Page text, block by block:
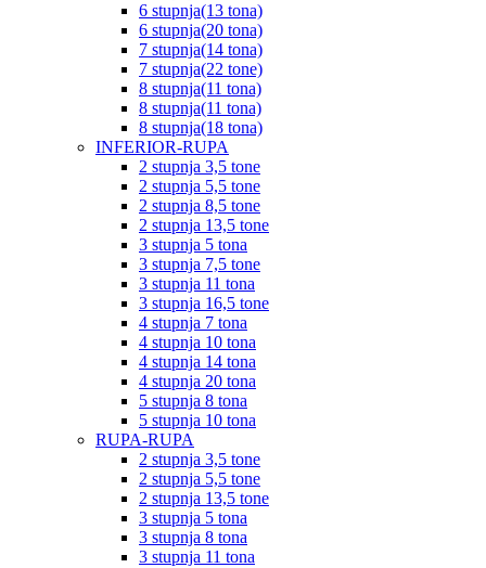
6 stupnja(13 tona)
6 stupnja(20 tona)
7 stupnja(14 tona)
7 stupnja(22 tone)
8 stupnja(11 tona)
8 stupnja(11 tona)
8 stupnja(18 tona)
INFERIOR-RUPA
2 stupnja 3,5 tone
2 stupnja 5,5 tone
2 stupnja 8,5 tone
2 stupnja 13,5 tone
3 stupnja 5 tona
3 stupnja 7,5 tone
3 stupnja 11 tona
3 stupnja 16,5 tone
4 stupnja 7 tona
4 stupnja 10 tona
4 stupnja 14 tona
4 stupnja 20 tona
5 stupnja 8 tona
5 stupnja 10 tona
RUPA-RUPA
2 stupnja 3,5 tone
2 stupnja 5,5 tone
2 stupnja 13,5 tone
3 stupnja 5 tona
3 stupnja 8 tona
3 stupnja 11 tona